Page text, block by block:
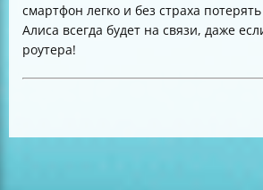
смартфон легко и без страха
Алиса всегда будет на связи, даже
роутера!